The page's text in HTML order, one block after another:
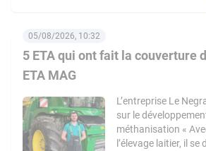
5 ETA qui ont fait la couverture
ETA MAG
05/08/2026, 10:32
L’entreprise Le
sur le
méthanisation «
l’élevage laitier, il